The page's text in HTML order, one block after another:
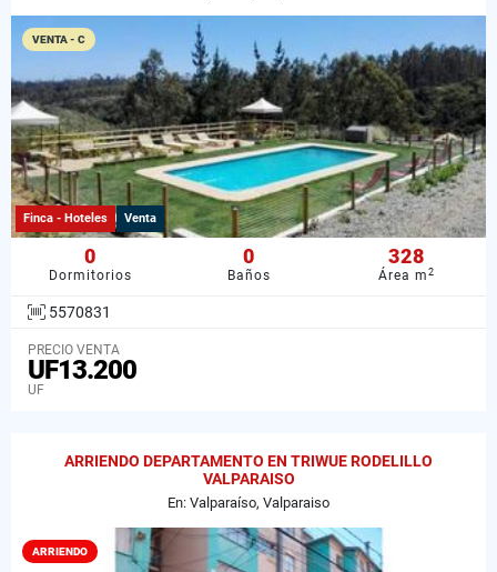
VENTA - C
Finca - Hoteles Venta
0
Dormitorios
0
Baños
328
Área m2
5570831
PRECIO VENTA
UF13.200
UF
ARRIENDO DEPARTAMENTO EN TRIWUE RODELILLO
VALPARAISO
En: Valparaíso, Valparaiso
ARRIENDO